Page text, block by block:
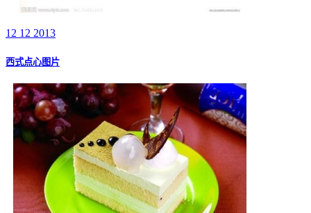
12 12 2013
西式点心图片